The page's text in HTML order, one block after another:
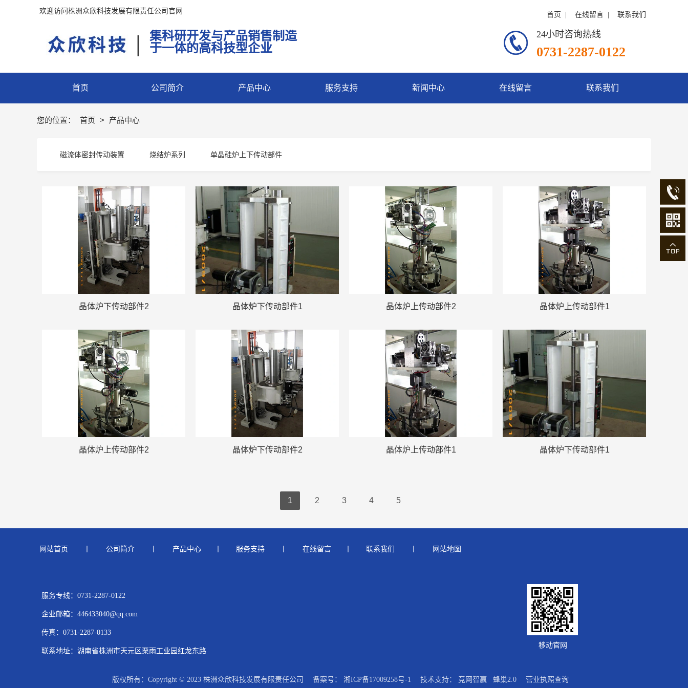
首页 公司简介 产品中心 服务支持 新闻中心 在线留言 联系我们
| 24小时咨询热线
0731-2287-0122
集科研开发与产品销售制造
于一体的高科技型企业
首页 在线留言 联系我们
欢迎访问株洲众欣科技发展有限责任公司官网
您的位置： 首页 > 产品中心
磁流体密封传动装置 烧结炉系列 单晶硅炉上下传动部件
晶体炉下传动部件2 晶体炉下传动部件1 晶体炉上传动部件2 晶体炉上传动部件1
晶体炉上传动部件2 晶体炉下传动部件2 晶体炉上传动部件1 晶体炉下传动部件1
1 2 3 4 5
网站首页 公司简介 产品中心 服务支持 在线留言 联系我们 网站地图
服务专线：0731-2287-0122
企业邮箱：446433040@qq.com
传真：0731-2287-0133
联系地址：湖南省株洲市天元区栗雨工业园红龙东路
移动官网
版权所有：Copyright © 2023 株洲众欣科技发展有限责任公司 备案号： 湘ICP备17009258号-1 技术支持： 竞网智赢 蜂巢2.0 营业执照查询